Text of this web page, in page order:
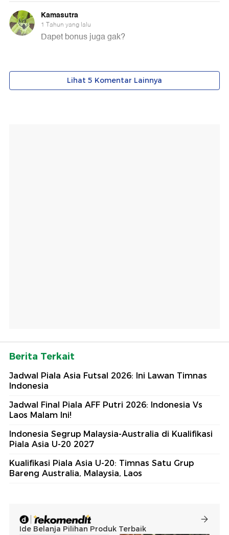
Berita Terkait
Jadwal Piala Asia Futsal 2026: Ini Lawan Timnas
Indonesia
Jadwal Final Piala AFF Putri 2026: Indonesia Vs
Laos Malam Ini!
Indonesia Segrup Malaysia-Australia di Kualifikasi
Piala Asia U-20 2027
Kualifikasi Piala Asia U-20: Timnas Satu Grup
Bareng Australia, Malaysia, Laos